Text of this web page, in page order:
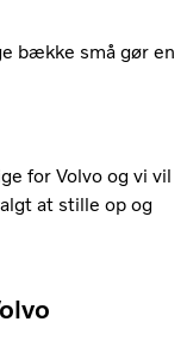
bække små gør en
for Volvo og vi vil
at stille op og